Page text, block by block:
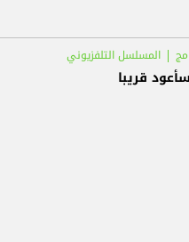
المسلسل التلفزيوني
قريبا